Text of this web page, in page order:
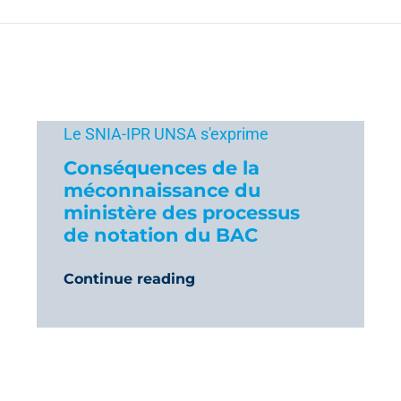
Le SNIA-IPR UNSA s'exprime
Conséquences de la
méconnaissance du
ministère des processus
de notation du BAC
Continue reading